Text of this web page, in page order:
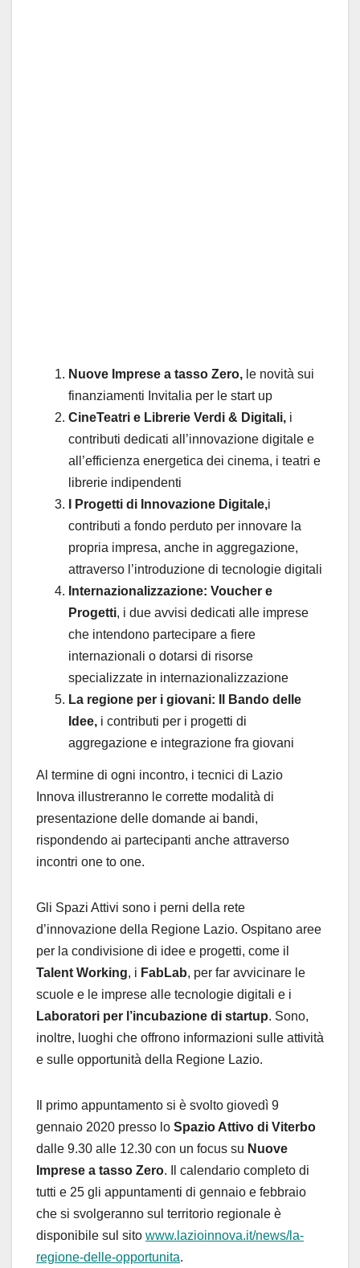
Nuove Imprese a tasso Zero, le novità sui
finanziamenti Invitalia per le start up
CineTeatri e Librerie Verdi & Digitali, i
contributi dedicati all’innovazione digitale e
all’efficienza energetica dei cinema, i teatri e
librerie indipendenti
I Progetti di Innovazione Digitale,i
contributi a fondo perduto per innovare la
propria impresa, anche in aggregazione,
attraverso l’introduzione di tecnologie digitali
Internazionalizzazione: Voucher e
Progetti, i due avvisi dedicati alle imprese
che intendono partecipare a fiere
internazionali o dotarsi di risorse
specializzate in internazionalizzazione
La regione per i giovani: Il Bando delle
Idee, i contributi per i progetti di
aggregazione e integrazione fra giovani
Al termine di ogni incontro, i tecnici di Lazio
Innova illustreranno le corrette modalità di
presentazione delle domande ai bandi,
rispondendo ai partecipanti anche attraverso
incontri one to one.
Gli Spazi Attivi sono i perni della rete
d’innovazione della Regione Lazio. Ospitano aree
per la condivisione di idee e progetti, come il
Talent Working, i FabLab, per far avvicinare le
scuole e le imprese alle tecnologie digitali e i
Laboratori per l’incubazione di startup. Sono,
inoltre, luoghi che offrono informazioni sulle attività
e sulle opportunità della Regione Lazio.
Il primo appuntamento si è svolto giovedì 9
gennaio 2020 presso lo Spazio Attivo di Viterbo
dalle 9.30 alle 12.30 con un focus su Nuove
Imprese a tasso Zero. Il calendario completo di
tutti e 25 gli appuntamenti di gennaio e febbraio
che si svolgeranno sul territorio regionale è
disponibile sul sito www.lazioinnova.it/news/la-
regione-delle-opportunita.